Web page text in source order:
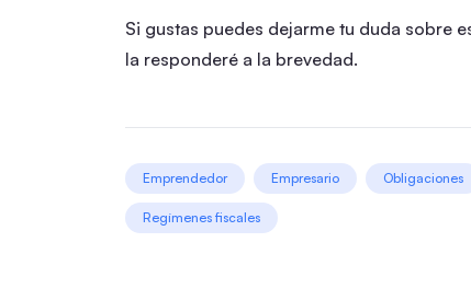
Si gustas puedes dejarme tu duda sobre
la responderé a la brevedad.
Emprendedor Empresario Obligaciones
Regímenes fiscales